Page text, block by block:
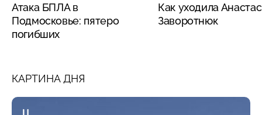
Атака БПЛА в
Подмосковье: пятеро
погибших
Как уходила
Заворотнюк
КАРТИНА ДНЯ